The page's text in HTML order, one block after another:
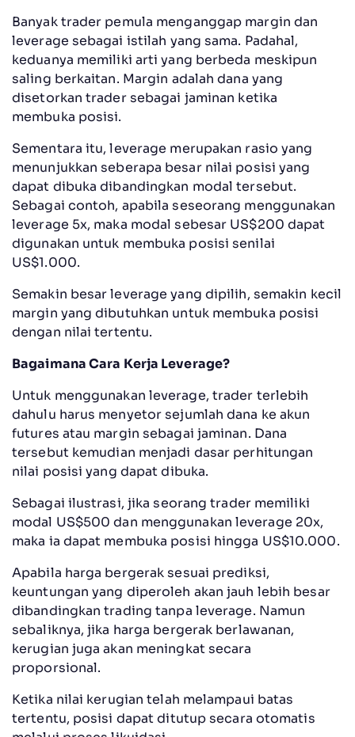
Banyak trader pemula menganggap margin dan
leverage sebagai istilah yang sama. Padahal,
keduanya memiliki arti yang berbeda meskipun
saling berkaitan. Margin adalah dana yang
disetorkan trader sebagai jaminan ketika
membuka posisi.
Sementara itu, leverage merupakan rasio yang
menunjukkan seberapa besar nilai posisi yang
dapat dibuka dibandingkan modal tersebut.
Sebagai contoh, apabila seseorang menggunakan
leverage 5x, maka modal sebesar US$200 dapat
digunakan untuk membuka posisi senilai
US$1.000.
Semakin besar leverage yang dipilih, semakin kecil
margin yang dibutuhkan untuk membuka posisi
dengan nilai tertentu.
Bagaimana Cara Kerja Leverage?
Untuk menggunakan leverage, trader terlebih
dahulu harus menyetor sejumlah dana ke akun
futures atau margin sebagai jaminan. Dana
tersebut kemudian menjadi dasar perhitungan
nilai posisi yang dapat dibuka.
Sebagai ilustrasi, jika seorang trader memiliki
modal US$500 dan menggunakan leverage 20x,
maka ia dapat membuka posisi hingga US$10.000.
Apabila harga bergerak sesuai prediksi,
keuntungan yang diperoleh akan jauh lebih besar
dibandingkan trading tanpa leverage. Namun
sebaliknya, jika harga bergerak berlawanan,
kerugian juga akan meningkat secara
proporsional.
Ketika nilai kerugian telah melampaui batas
tertentu, posisi dapat ditutup secara otomatis